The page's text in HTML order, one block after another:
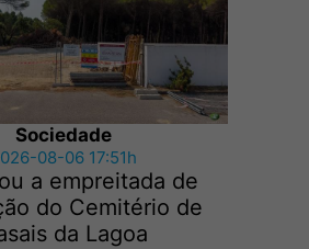
Sociedade
08-06 17:51h
a empreitada de
do Cemitério de
da Lagoa